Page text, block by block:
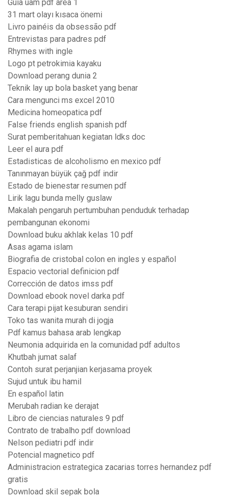
Guia uam pdf area 1
31 mart olayı kısaca önemi
Livro painéis da obsessão pdf
Entrevistas para padres pdf
Rhymes with ingle
Logo pt petrokimia kayaku
Download perang dunia 2
Teknik lay up bola basket yang benar
Cara mengunci ms excel 2010
Medicina homeopatica pdf
False friends english spanish pdf
Surat pemberitahuan kegiatan ldks doc
Leer el aura pdf
Estadisticas de alcoholismo en mexico pdf
Tanınmayan büyük çağ pdf indir
Estado de bienestar resumen pdf
Lirik lagu bunda melly guslaw
Makalah pengaruh pertumbuhan penduduk terhadap
pembangunan ekonomi
Download buku akhlak kelas 10 pdf
Asas agama islam
Biografia de cristobal colon en ingles y español
Espacio vectorial definicion pdf
Corrección de datos imss pdf
Download ebook novel darka pdf
Cara terapi pijat kesuburan sendiri
Toko tas wanita murah di jogja
Pdf kamus bahasa arab lengkap
Neumonia adquirida en la comunidad pdf adultos
Khutbah jumat salaf
Contoh surat perjanjian kerjasama proyek
Sujud untuk ibu hamil
En español latin
Merubah radian ke derajat
Libro de ciencias naturales 9 pdf
Contrato de trabalho pdf download
Nelson pediatri pdf indir
Potencial magnetico pdf
Administracion estrategica zacarias torres hernandez pdf
gratis
Download skil sepak bola